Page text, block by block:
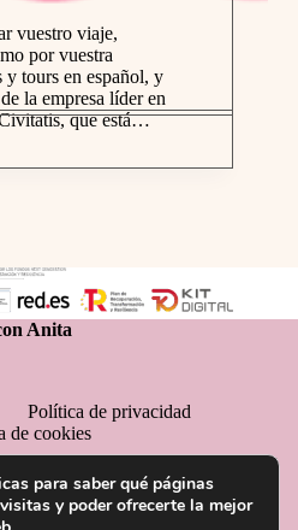
vuestro viaje,
por vuestra
y tours en español, y
la empresa líder en
que está…
Anita
Política de privacidad
de cookies
para saber qué páginas
y poder ofrecerte la mejor